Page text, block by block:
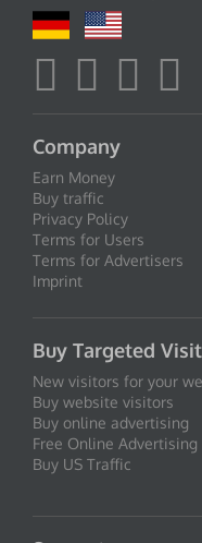
Company
Earn Money
Buy traffic
Privacy Policy
Terms for Users
Terms for Advertisers
Imprint
Buy Targeted
New visitors for your
Buy website visitors
Buy online advertising
Free Online Advertising
Buy US Traffic